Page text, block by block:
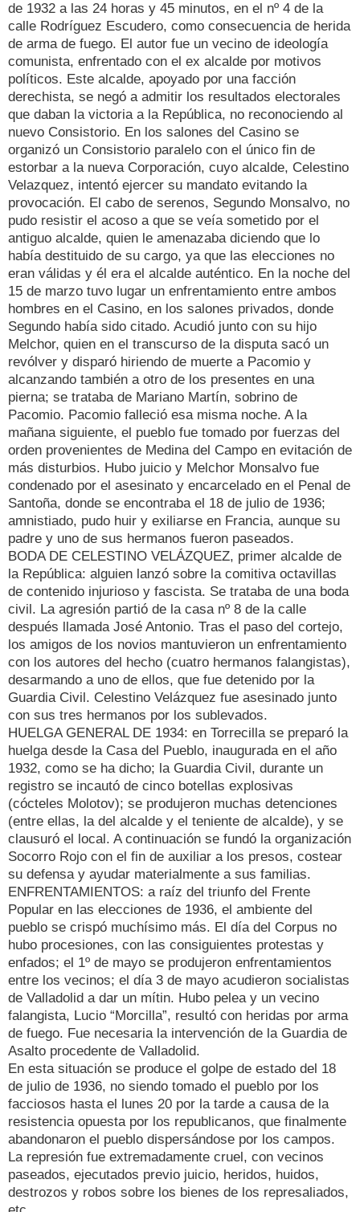
de 1932 a las 24 horas y 45 minutos, en el nº 4 de la
calle Rodríguez Escudero, como consecuencia de herida
de arma de fuego. El autor fue un vecino de ideología
comunista, enfrentado con el ex alcalde por motivos
políticos. Este alcalde, apoyado por una facción
derechista, se negó a admitir los resultados electorales
que daban la victoria a la República, no reconociendo al
nuevo Consistorio. En los salones del Casino se
organizó un Consistorio paralelo con el único fin de
estorbar a la nueva Corporación, cuyo alcalde, Celestino
Velazquez, intentó ejercer su mandato evitando la
provocación. El cabo de serenos, Segundo Monsalvo, no
pudo resistir el acoso a que se veía sometido por el
antiguo alcalde, quien le amenazaba diciendo que lo
había destituido de su cargo, ya que las elecciones no
eran válidas y él era el alcalde auténtico. En la noche del
15 de marzo tuvo lugar un enfrentamiento entre ambos
hombres en el Casino, en los salones privados, donde
Segundo había sido citado. Acudió junto con su hijo
Melchor, quien en el transcurso de la disputa sacó un
revólver y disparó hiriendo de muerte a Pacomio y
alcanzando también a otro de los presentes en una
pierna; se trataba de Mariano Martín, sobrino de
Pacomio. Pacomio falleció esa misma noche. A la
mañana siguiente, el pueblo fue tomado por fuerzas del
orden provenientes de Medina del Campo en evitación de
más disturbios. Hubo juicio y Melchor Monsalvo fue
condenado por el asesinato y encarcelado en el Penal de
Santoña, donde se encontraba el 18 de julio de 1936;
amnistiado, pudo huir y exiliarse en Francia, aunque su
padre y uno de sus hermanos fueron paseados.
BODA DE CELESTINO VELÁZQUEZ, primer alcalde de
la República: alguien lanzó sobre la comitiva octavillas
de contenido injurioso y fascista. Se trataba de una boda
civil. La agresión partió de la casa nº 8 de la calle
después llamada José Antonio. Tras el paso del cortejo,
los amigos de los novios mantuvieron un enfrentamiento
con los autores del hecho (cuatro hermanos falangistas),
desarmando a uno de ellos, que fue detenido por la
Guardia Civil. Celestino Velázquez fue asesinado junto
con sus tres hermanos por los sublevados.
HUELGA GENERAL DE 1934: en Torrecilla se preparó la
huelga desde la Casa del Pueblo, inaugurada en el año
1932, como se ha dicho; la Guardia Civil, durante un
registro se incautó de cinco botellas explosivas
(cócteles Molotov); se produjeron muchas detenciones
(entre ellas, la del alcalde y el teniente de alcalde), y se
clausuró el local. A continuación se fundó la organización
Socorro Rojo con el fin de auxiliar a los presos, costear
su defensa y ayudar materialmente a sus familias.
ENFRENTAMIENTOS: a raíz del triunfo del Frente
Popular en las elecciones de 1936, el ambiente del
pueblo se crispó muchísimo más. El día del Corpus no
hubo procesiones, con las consiguientes protestas y
enfados; el 1º de mayo se produjeron enfrentamientos
entre los vecinos; el día 3 de mayo acudieron socialistas
de Valladolid a dar un mítin. Hubo pelea y un vecino
falangista, Lucio “Morcilla”, resultó con heridas por arma
de fuego. Fue necesaria la intervención de la Guardia de
Asalto procedente de Valladolid.
En esta situación se produce el golpe de estado del 18
de julio de 1936, no siendo tomado el pueblo por los
facciosos hasta el lunes 20 por la tarde a causa de la
resistencia opuesta por los republicanos, que finalmente
abandonaron el pueblo dispersándose por los campos.
La represión fue extremadamente cruel, con vecinos
paseados, ejecutados previo juicio, heridos, huidos,
destrozos y robos sobre los bienes de los represaliados,